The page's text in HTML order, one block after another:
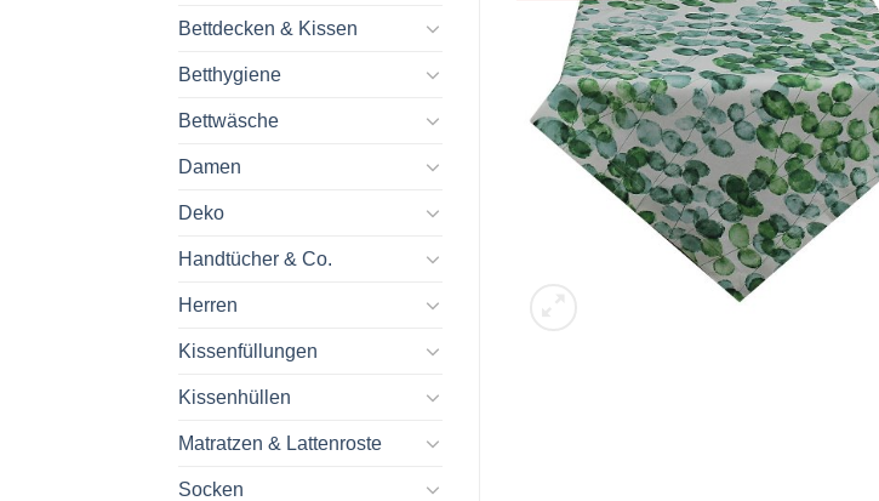
Bettdecken & Kissen
Betthygiene
Bettwäsche
Damen
Deko
Handtücher & Co.
Herren
Kissenfüllungen
Kissenhüllen
Matratzen & Lattenroste
Socken